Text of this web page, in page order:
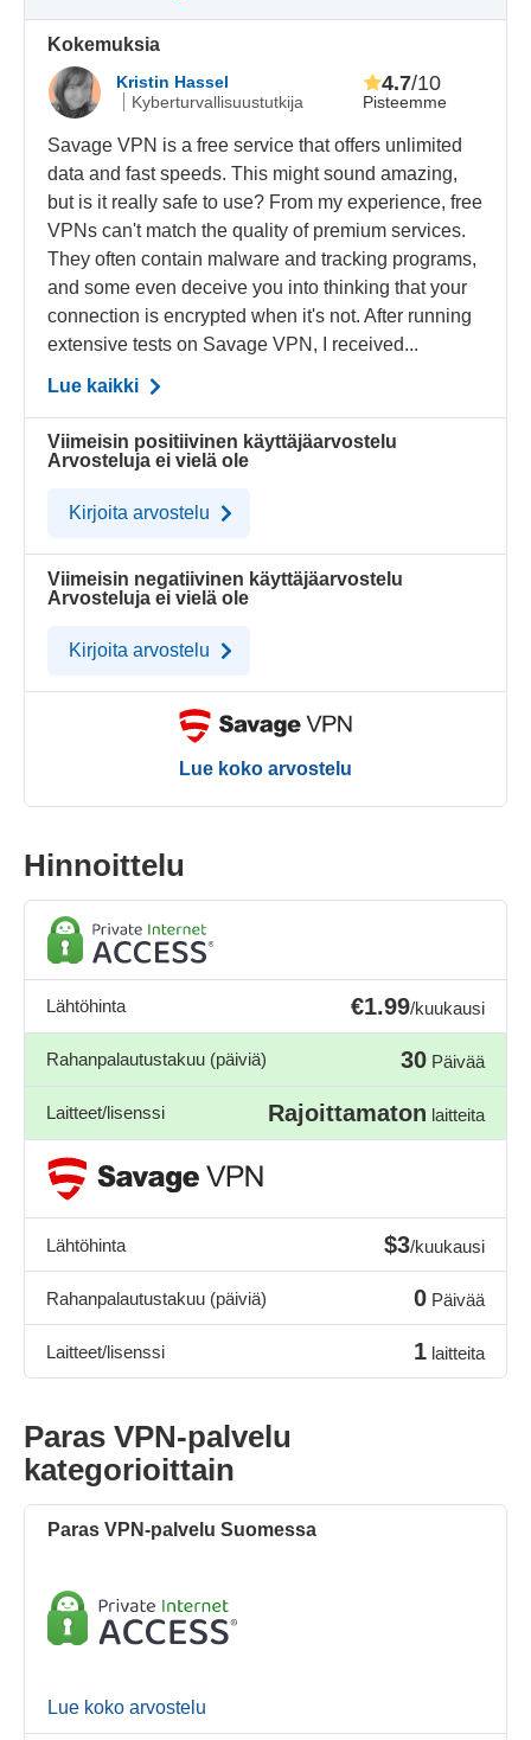
Kokemuksia
Kristin Hassel
Kyberturvallisuustutkija
Pisteemme
4.7/10
Savage VPN is a free service that offers unlimited
data and fast speeds. This might sound amazing,
but is it really safe to use? From my experience, free
VPNs can't match the quality of premium services.
They often contain malware and tracking programs,
and some even deceive you into thinking that your
connection is encrypted when it's not. After running
extensive tests on Savage VPN, I received...
Lue kaikki
Viimeisin positiivinen käyttäjäarvostelu
Arvosteluja ei vielä ole
Kirjoita arvostelu
Viimeisin negatiivinen käyttäjäarvostelu
Arvosteluja ei vielä ole
Kirjoita arvostelu
Lue koko arvostelu
Hinnoittelu
Lähtöhinta €1.99/kuukausi
Rahanpalautustakuu (päiviä) 30 Päivää
Laitteet/lisenssi Rajoittamaton laitteita
Lähtöhinta $3/kuukausi
Rahanpalautustakuu (päiviä) 0 Päivää
Laitteet/lisenssi 1 laitteita
Paras VPN-palvelu
kategorioittain
Paras VPN-palvelu Suomessa
Lue koko arvostelu